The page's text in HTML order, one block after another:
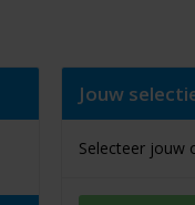
Jouw
Selecteer jouw